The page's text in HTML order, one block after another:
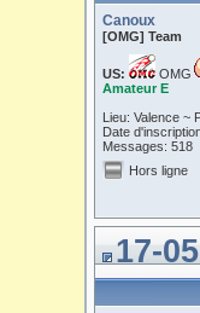
Canoux
[OMG] Team
US: OMG
Amateur E
Lieu: Valence ~
Date
Messages: 518
Hors ligne
17-